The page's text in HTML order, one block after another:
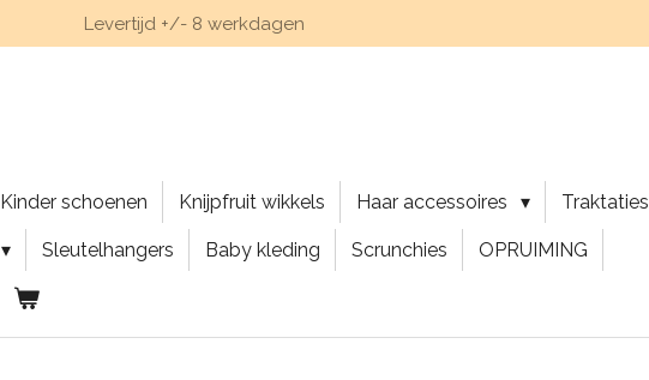
Levertijd +/- 8 werkdagen
Kinder schoenen Knijpfruit wikkels Haar accessoires Traktaties
Sleutelhangers Baby kleding Scrunchies OPRUIMING